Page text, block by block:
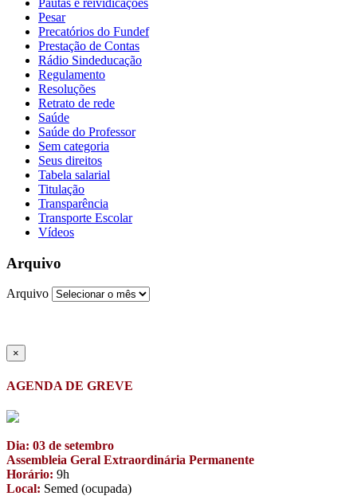
Pautas e reividicações
Pesar
Precatórios do Fundef
Prestação de Contas
Rádio Sindeducação
Regulamento
Resoluções
Retrato de rede
Saúde
Saúde do Professor
Sem categoria
Seus direitos
Tabela salarial
Titulação
Transparência
Transporte Escolar
Vídeos
Arquivo
Arquivo
×
AGENDA DE GREVE
Dia: 03 de setembro
Assembleia Geral Extraordinária Permanente
Horário: 9h
Local: Semed (ocupada)